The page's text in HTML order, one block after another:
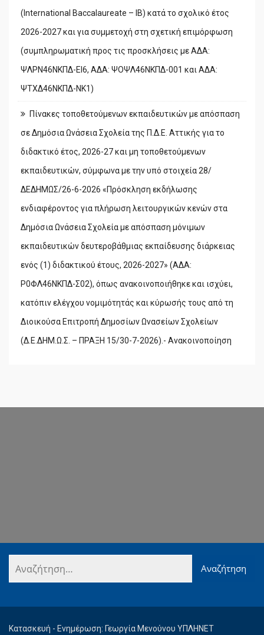
(International Baccalaureate – IB) κατά το σχολικό έτος
2026-2027 και για συμμετοχή στη σχετική επιμόρφωση
(συμπληρωματική προς τις προσκλήσεις με ΑΔΑ:
ΨΛΡΝ46ΝΚΠΔ-ΕΙ6, ΑΔΑ: ΨΟΨΛ46ΝΚΠΔ-001 και ΑΔΑ:
ΨΤΧΔ46ΝΚΠΔ-ΝΚ1)
Πίνακες τοποθετούμενων εκπαιδευτικών με απόσπαση
σε Δημόσια Ωνάσεια Σχολεία της Π.Δ.Ε. Αττικής για το
διδακτικό έτος, 2026-27 και μη τοποθετούμενων
εκπαιδευτικών, σύμφωνα με την υπό στοιχεία 28/
ΔΕΔΗΜΩΣ/26-6-2026 «Πρόσκληση εκδήλωσης
ενδιαφέροντος για πλήρωση λειτουργικών κενών στα
Δημόσια Ωνάσεια Σχολεία με απόσπαση μόνιμων
εκπαιδευτικών δευτεροβάθμιας εκπαίδευσης διάρκειας
ενός (1) διδακτικού έτους, 2026-2027» (ΑΔΑ:
Ρ0ΦΛ46ΝΚΠΔ-Σ02), όπως ανακοινοποιήθηκε και ισχύει,
κατόπιν ελέγχου νομιμότητάς και κύρωσής τους από τη
Διοικούσα Επιτροπή Δημοσίων Ωνασείων Σχολείων
(Δ.Ε.ΔΗΜ.Ω.Σ. – ΠΡΑΞΗ 15/30-7-2026).- Ανακοινοποίηση
Κατασκευή - Ενημέρωση: Γεωργία Μενούνου ΥΠΛΗΝΕΤ